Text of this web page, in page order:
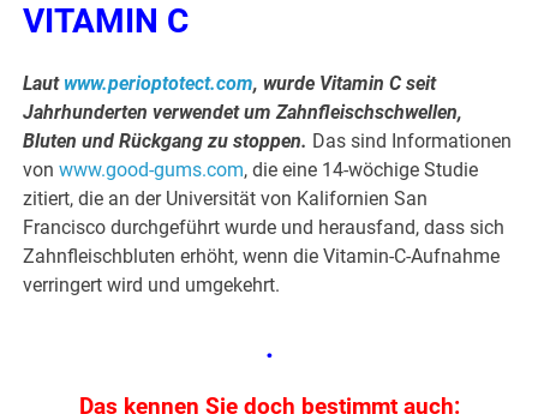
VITAMIN C
Laut www.perioptotect.com, wurde Vitamin C seit
Jahrhunderten verwendet um Zahnfleischschwellen,
Bluten und Rückgang zu stoppen. Das sind Informationen
vonwww.good-gums.com, die eine 14-wöchige Studie
zitiert, die an der Universität von Kalifornien San
Francisco durchgeführt wurde und herausfand, dass sich
Zahnfleischbluten erhöht, wenn die Vitamin-C-Aufnahme
verringert wird und umgekehrt.
.
Das kennen Sie doch bestimmt auch: